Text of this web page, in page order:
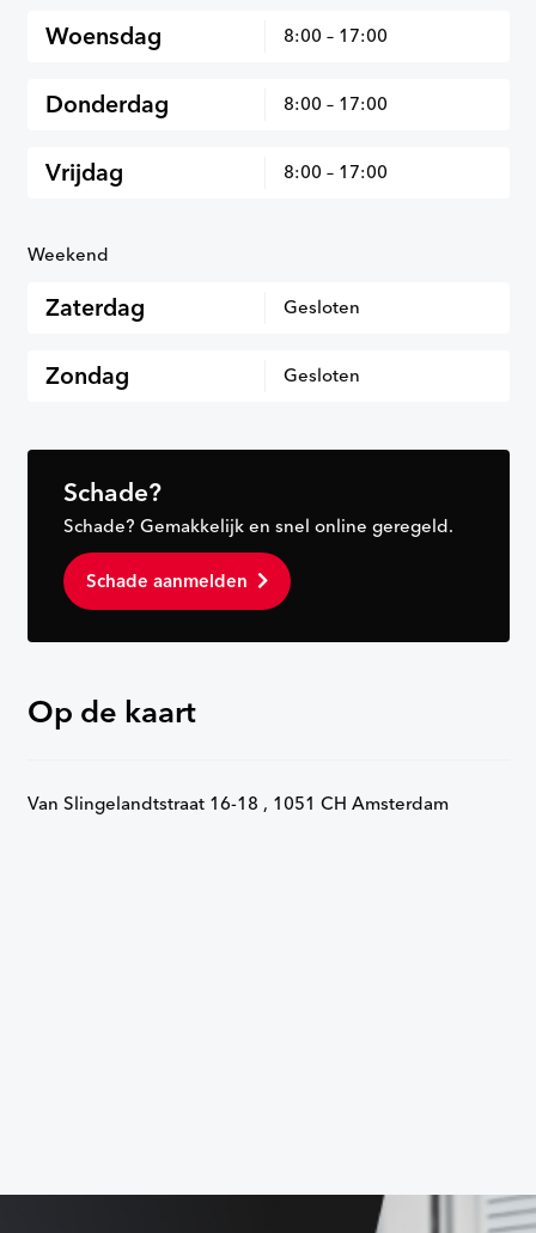
Woensdag 8:00 – 17:00
Donderdag 8:00 – 17:00
Vrijdag 8:00 – 17:00
Weekend
Zaterdag Gesloten
Zondag Gesloten
Schade?
Schade? Gemakkelijk en snel online geregeld.
Schade aanmelden
Op de kaart
Van Slingelandtstraat 16-18 , 1051 CH Amsterdam